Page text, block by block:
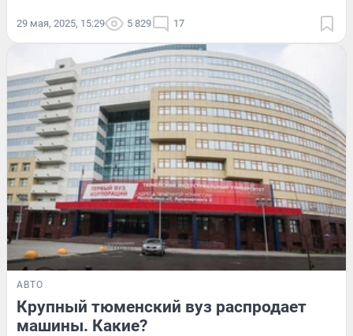
29 мая, 2025, 15:29 5 829 17
АВТО
Крупный тюменский вуз распродает
машины. Какие?